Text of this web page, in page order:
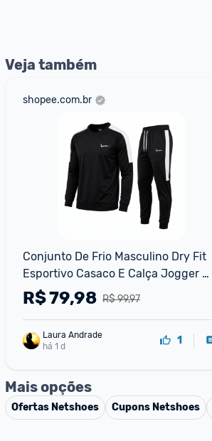
Veja também
shopee.com.br
Conjunto De Frio Masculino Dry Fit
Esportivo Casaco E Calça Jogger
Fitness Inverno
R$ 99,97
R$79,98
Laura Andrade
há 1 d
1
Mais opções
Ofertas Netshoes Cupons Netshoes